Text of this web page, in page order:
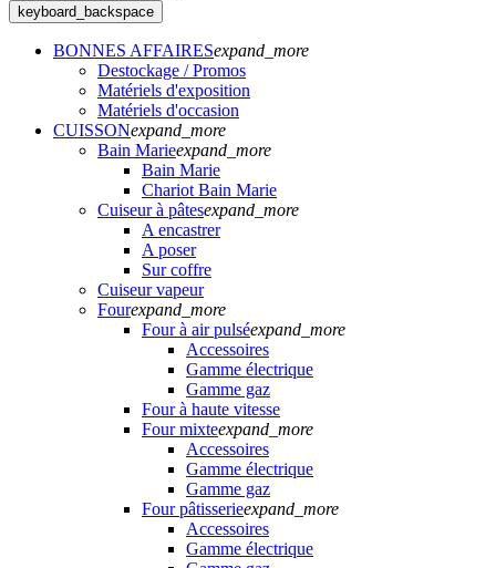
keyboard_backspace
BONNES AFFAIRESexpand_more
Destockage / Promos
Matériels d'exposition
Matériels d'occasion
CUISSONexpand_more
Bain Marieexpand_more
Bain Marie
Chariot Bain Marie
Cuiseur à pâtesexpand_more
A encastrer
A poser
Sur coffre
Cuiseur vapeur
Fourexpand_more
Four à air pulséexpand_more
Accessoires
Gamme électrique
Gamme gaz
Four à haute vitesse
Four mixteexpand_more
Accessoires
Gamme électrique
Gamme gaz
Four pâtisserieexpand_more
Accessoires
Gamme électrique